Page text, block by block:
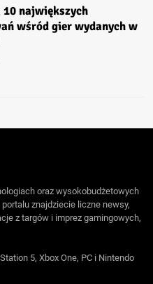
10 największych
wśród gier wydanych w
oraz wysokobudżetowych
znajdziecie liczne newsy,
z targów i imprez gamingowych,
5, Xbox One, PC i Nintendo